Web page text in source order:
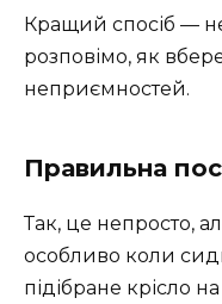
Кращий спосіб —
розповімо, як
неприємностей.
Правильна
Так, це непросто,
особливо коли
підібране крісло